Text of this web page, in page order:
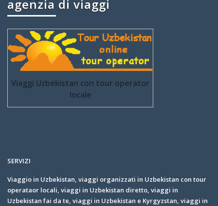
agenzia di viaggi
Viaggi Uzbekistan con tour operator
locale
SERVIZI
Viaggio in Uzbekistan, viaggi organizzati in Uzbekistan con tour
operataor locali, viaggi in Uzbekistan diretto, viaggi in
Uzbekistan fai da te, viaggi in Uzbekistan e Kyrgyzstan, viaggi in